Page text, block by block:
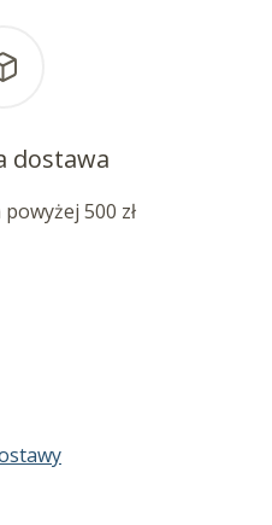
dostawa
500 zł